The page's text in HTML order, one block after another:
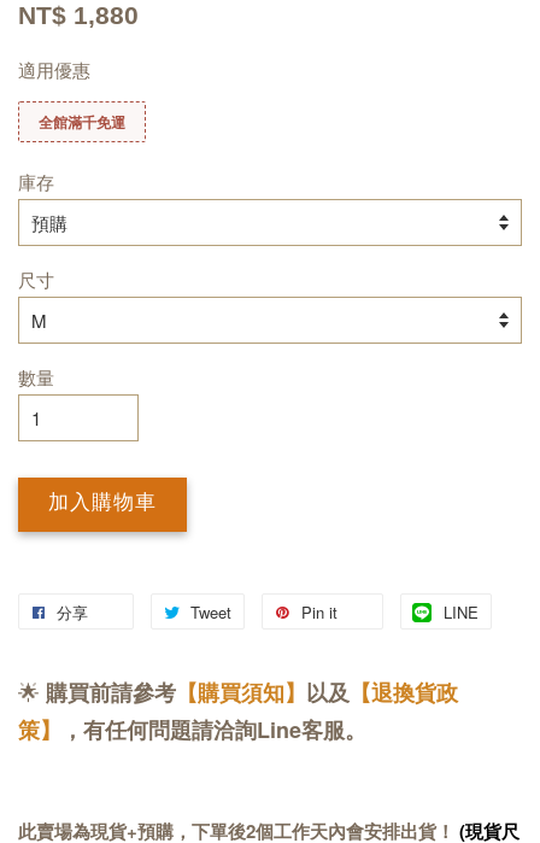
NT$ 1,880
適用優惠
全館滿千免運
庫存
尺寸
數量
加入購物車
分享 Tweet Pin it LINE
🌟 購買前請參考 【購買須知】 以及 【退換貨政
策】
，有任何問題請洽詢Line客服。
此賣場為現貨+預購，下單後2個工作天內會安排出貨！ (現貨尺